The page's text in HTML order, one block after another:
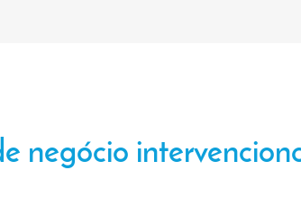
negócio